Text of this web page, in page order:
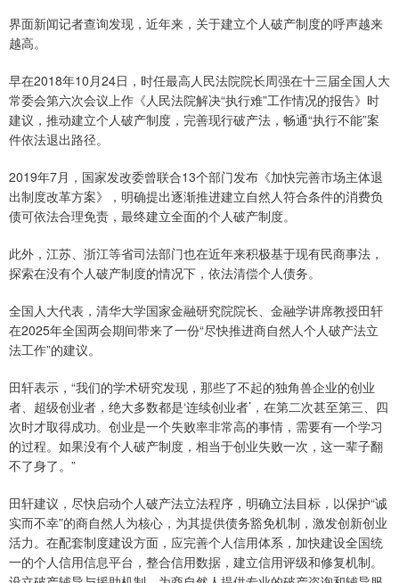
界面新闻记者查询发现，近年来，关于建立个人破产制度的呼声越来
越高。
早在2018年10月24日，时任最高人民法院院长周强在十三届全国人大
常委会第六次会议上作《人民法院解决“执行难”工作情况的报告》时
建议，推动建立个人破产制度，完善现行破产法，畅通“执行不能”案
件依法退出路径。
2019年7月，国家发改委曾联合13个部门发布《加快完善市场主体退
出制度改革方案》，明确提出逐渐推进建立自然人符合条件的消费负
债可依法合理免责，最终建立全面的个人破产制度。
此外，江苏、浙江等省司法部门也在近年来积极基于现有民商事法，
探索在没有个人破产制度的情况下，依法清偿个人债务。
全国人大代表，清华大学国家金融研究院院长、金融学讲席教授田轩
在2025年全国两会期间带来了一份“尽快推进商自然人个人破产法立
法工作”的建议。
田轩表示，“我们的学术研究发现，那些了不起的独角兽企业的创业
者、超级创业者，绝大多数都是‘连续创业者’，在第二次甚至第三、四
次时才取得成功。创业是一个失败率非常高的事情，需要有一个学习
的过程。如果没有个人破产制度，相当于创业失败一次，这一辈子翻
不了身了。”
田轩建议，尽快启动个人破产法立法程序，明确立法目标，以保护“诚
实而不幸”的商自然人为核心，为其提供债务豁免机制，激发创新创业
活力。在配套制度建设方面，应完善个人信用体系，加快建设全国统
一的个人信用信息平台，整合信用数据，建立信用评级和修复机制。